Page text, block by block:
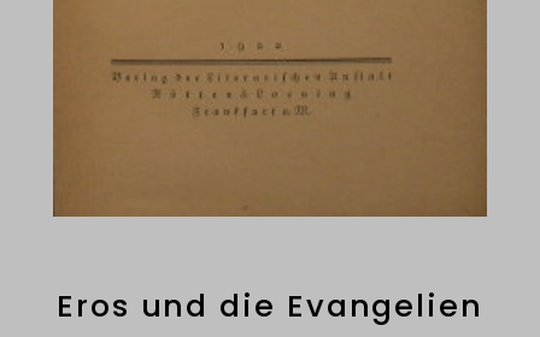
Eros und die Evangelien